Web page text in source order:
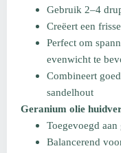
Gebruik 2–4
Creëert een
Perfect om
evenwicht te
Combineert
sandelhout
Geranium olie
Toegevoegd
Balancerend